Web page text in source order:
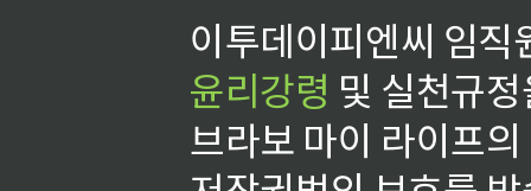
이투데이피엔씨 임
윤리강령 및 실천규
브라보 마이 라이프